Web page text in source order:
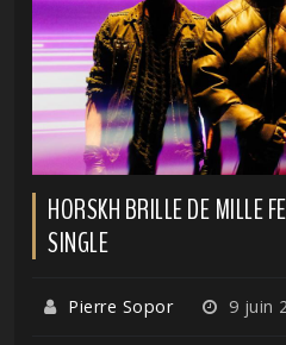
HORSKH BRILLE DE MILLE
SINGLE
Pierre Sopor 9 juin